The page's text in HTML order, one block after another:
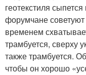
геотекстиля
форумчане
временем
трамбуется, сверху
также трамбуется.
чтобы он хорошо